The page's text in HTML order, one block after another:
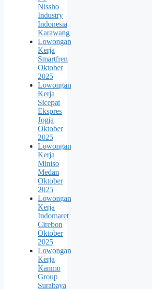
Nissho
Industry
Indonesia
Karawang
Lowongan
Kerja
Smartfren
Oktober
2025
Lowongan
Kerja
Sicepat
Ekspres
Jogja
Oktober
2025
Lowongan
Kerja
Miniso
Medan
Oktober
2025
Lowongan
Kerja
Indomaret
Cirebon
Oktober
2025
Lowongan
Kerja
Kanmo
Group
Surabaya